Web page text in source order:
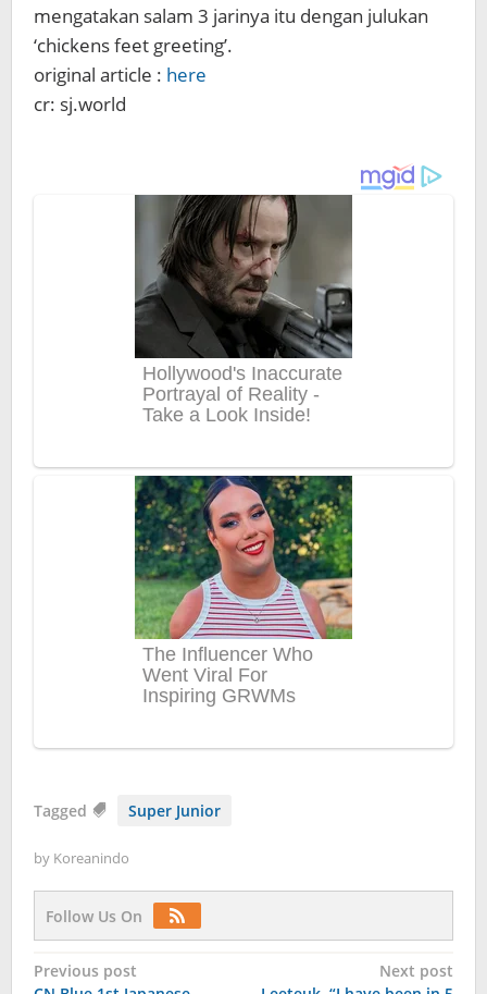
mengatakan salam 3 jarinya itu dengan julukan
‘chickens feet greeting’.
original article : here
cr: sj.world
Tagged Super Junior
by Koreanindo
Follow Us On
Post
Previous post
Next post